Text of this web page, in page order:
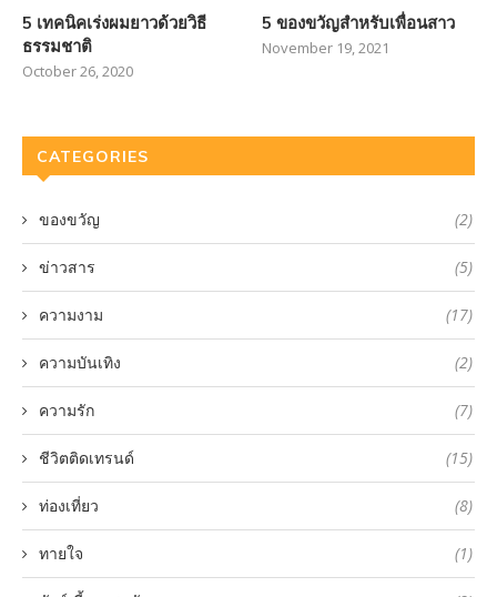
5 เทคนิคเร่งผมยาวด้วยวิธี
ธรรมชาติ
October 26, 2020
5 ของขวัญสำหรับเพื่อนสาว
November 19, 2021
CATEGORIES
ของขวัญ (2)
ข่าวสาร (5)
ความงาม (17)
ความบันเทิง (2)
ความรัก (7)
ชีวิตติดเทรนด์ (15)
ท่องเที่ยว (8)
ทายใจ (1)